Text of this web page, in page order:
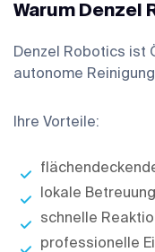
Warum Denzel
Denzel Robotics ist
autonome
Ihre Vorteile:
lokale
schnelle
professionelle